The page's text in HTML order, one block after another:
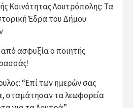
Κοινότητας Λουτρόπολης: Τα
Έδρα του Δήμου
ασφυξία ο ποιητής
“Επί των ημερών σας
σταμάτησαν τα λεωφορεία